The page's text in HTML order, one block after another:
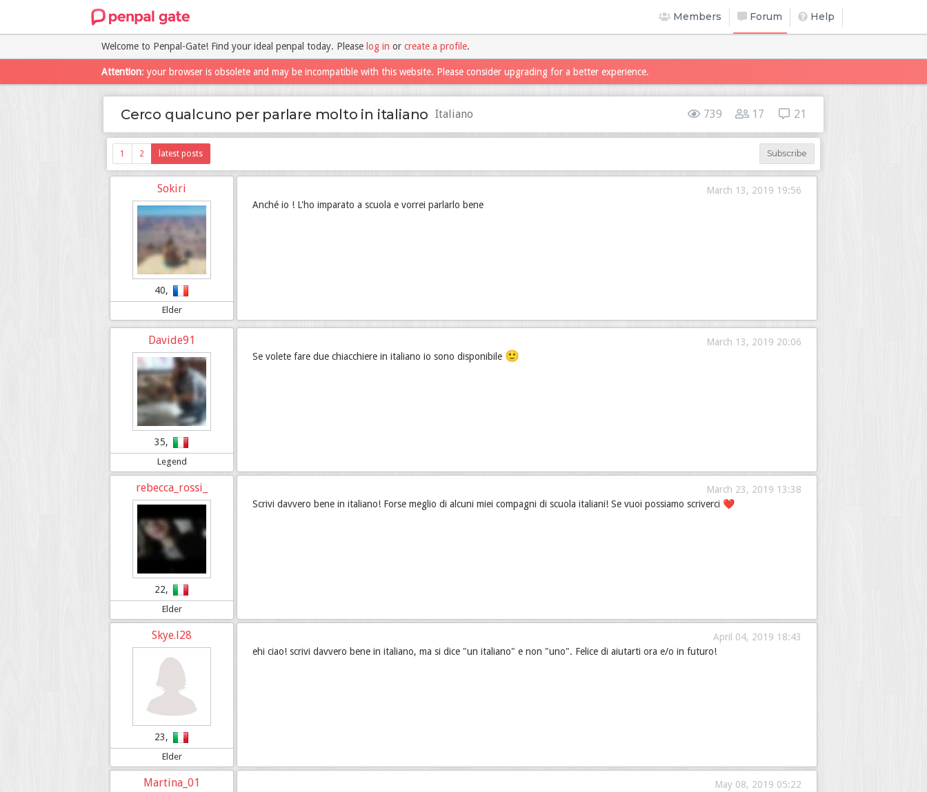
Members Forum Help
Welcome to Penpal-Gate! Find your ideal penpal today. Please log in or create a profile.
Attention: your browser is obsolete and may be incompatible with this website. Please consider upgrading for a better experience.
Cerco qualcuno per parlare molto in italiano Italiano 739 17 21
Subscribe
1 2 latest posts
Sokiri
40,
Elder
March 13, 2019 19:56
Anché io ! L'ho imparato a scuola e vorrei parlarlo bene
Davide91
35,
Legend
March 13, 2019 20:06
Se volete fare due chiacchiere in italiano io sono disponibile 🙂
rebecca_rossi_
22,
Elder
March 23, 2019 13:38
Scrivi davvero bene in italiano! Forse meglio di alcuni miei compagni di scuola italiani! Se vuoi possiamo scriverci ❤
Skye.l28
23,
Elder
April 04, 2019 18:43
ehi ciao! scrivi davvero bene in italiano, ma si dice "un italiano" e non "uno". Felice di aiutarti ora e/o in futuro!
Martina_01
May 08, 2019 05:22